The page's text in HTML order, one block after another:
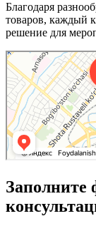
Благодаря
товаров, каждый
решение для
Заполните